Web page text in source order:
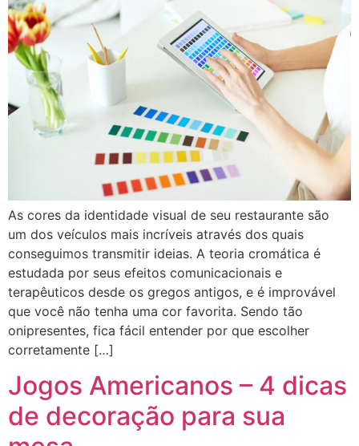
As cores da identidade visual de seu restaurante são
um dos veículos mais incríveis através dos quais
conseguimos transmitir ideias. A teoria cromática é
estudada por seus efeitos comunicacionais e
terapêuticos desde os gregos antigos, e é improvável
que você não tenha uma cor favorita. Sendo tão
onipresentes, fica fácil entender por que escolher
corretamente […]
Jogos Americanos – 4 dicas
de decoração para sua